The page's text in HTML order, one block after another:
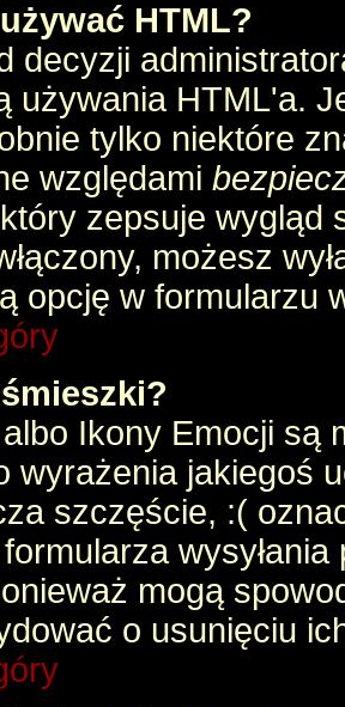
HTML?
decyzji
używania HTML'a.
tylko niektóre
względami
zepsuje wygląd
możesz
opcję w formularzu
Ikony Emocji są
wyrażenia jakiegoś
szczęście, :(
mogą
o usunięciu